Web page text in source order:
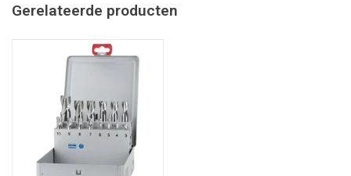
Gerelateerde producten